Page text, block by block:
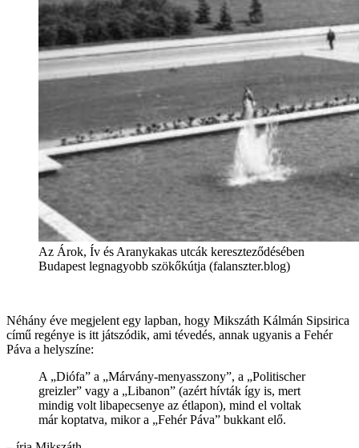
Az Árok, Ív és Aranykakas utcák kereszteződésében
Budapest legnagyobb szökőkútja (falanszter.blog)
Néhány éve megjelent egy lapban, hogy Mikszáth Kálmán Sipsirica
című regénye is itt játszódik, ami tévedés, annak ugyanis a Fehér
Páva a helyszíne:
A „Diófa” a „Márvány-menyasszony”, a „Politischer
greizler” vagy a „Libanon” (azért hívták így is, mert
mindig volt libapecsenye az étlapon), mind el voltak
már koptatva, mikor a „Fehér Páva” bukkant elő.